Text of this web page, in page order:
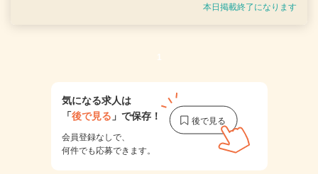
本日掲載終了になります
1
気になる求人は
「後で見る 」で保存！
会員登録なしで、
何件でも応募できます。